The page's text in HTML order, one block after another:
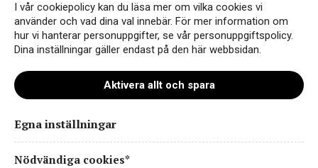
katarina-kalian-farg
I vår cookiepolicy kan du läsa mer om vilka cookies vi
använder och vad dina val innebär. För mer information om
hur vi hanterar personuppgifter, se vår personuppgiftspolicy.
Dina inställningar gäller endast på den här webbsidan.
Aktivera allt och spara
Egna inställningar
Nödvändiga cookies*